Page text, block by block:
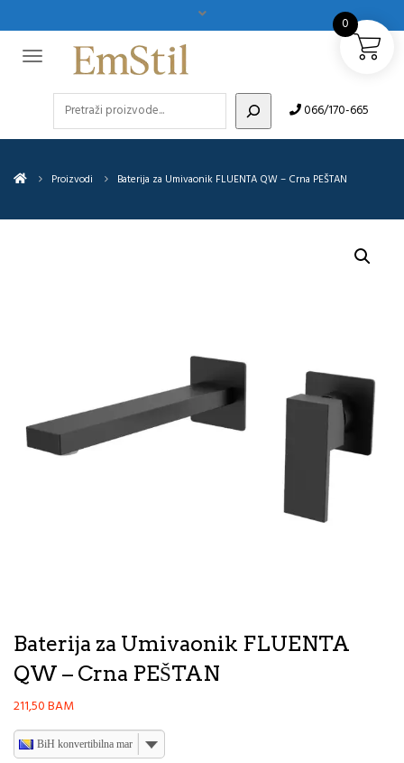
066/170-665
Proizvodi Baterija za Umivaonik FLUENTA QW – Crna PEŠTAN
Baterija za Umivaonik FLUENTA
QW – Crna PEŠTAN
211,50BAM
BiH konvertibilna marka
0